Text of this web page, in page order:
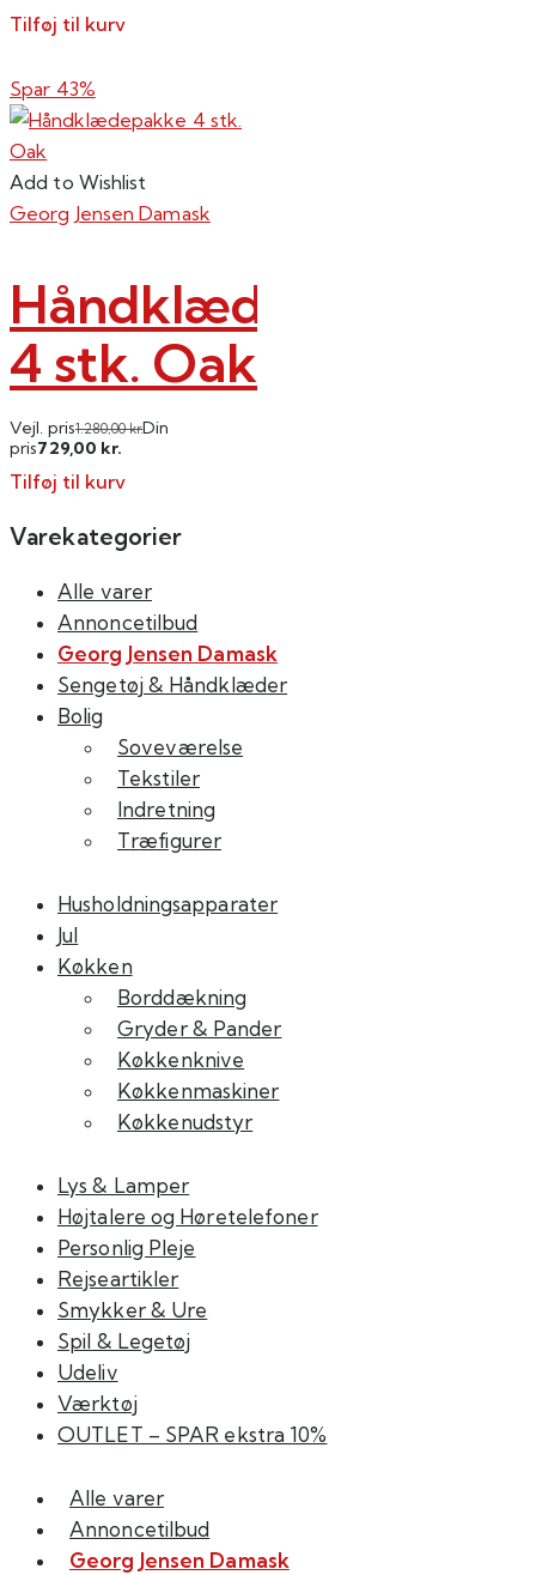
Tilføj til kurv
Spar 43%
Add to Wishlist
Georg Jensen Damask
Håndklædepakke
4 stk. Oak
Vejl. pris1.280,00kr.Din
pris729,00 kr.
Tilføj til kurv
Varekategorier
Alle varer
Annoncetilbud
Georg Jensen Damask
Sengetøj & Håndklæder
Bolig
Soveværelse
Tekstiler
Indretning
Træfigurer
Husholdningsapparater
Jul
Køkken
Borddækning
Gryder & Pander
Køkkenknive
Køkkenmaskiner
Køkkenudstyr
Lys & Lamper
Højtalere og Høretelefoner
Personlig Pleje
Rejseartikler
Smykker & Ure
Spil & Legetøj
Udeliv
Værktøj
OUTLET – SPAR ekstra 10%
Alle varer
Annoncetilbud
Georg Jensen Damask